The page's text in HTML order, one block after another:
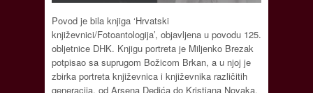
Povod je bila knjiga ‘Hrvatski
književnici/Fotoantologija’, objavljena u povodu 125.
obljetnice DHK. Knjigu portreta je Miljenko Brezak
potpisao sa suprugom Božicom Brkan, a u njoj je
zbirka portreta književnica i književnika različitih
generacija, od Arsena Dedića do Kristiana Novaka,